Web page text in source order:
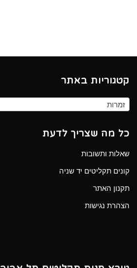
קטגוריות באתר
זמרות
כל מה שצריך לדעת
שאלות ותשובות
קונים תקליטים יד שניה
תקנון האתר
הצהרת נגישות